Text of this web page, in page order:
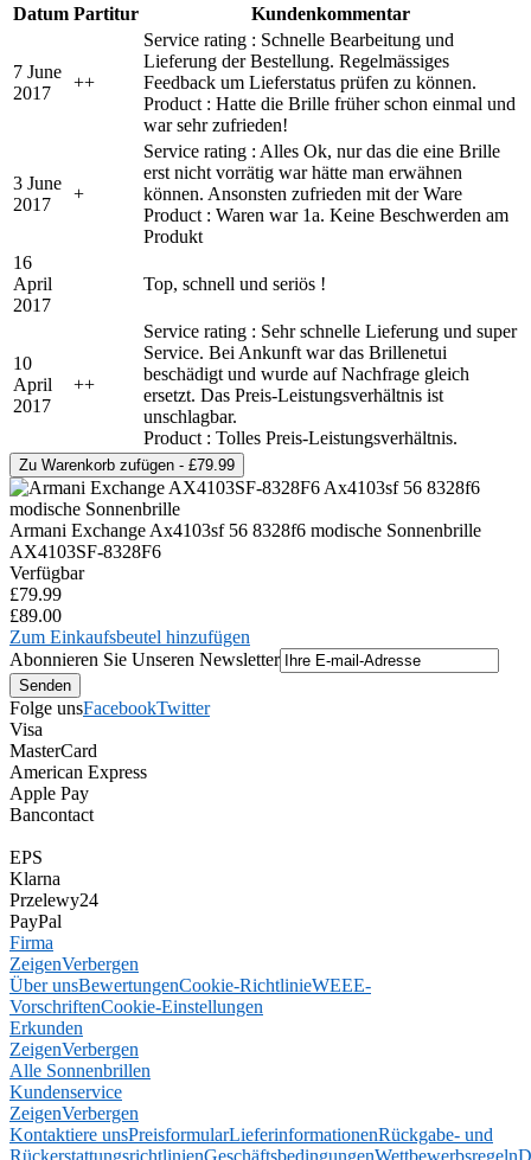
Datum Partitur Kundenkommentar
7 June
2017
++
Service rating : Schnelle Bearbeitung und
Lieferung der Bestellung. Regelmässiges
Feedback um Lieferstatus prüfen zu können.
Product : Hatte die Brille früher schon einmal und
war sehr zufrieden!
3 June
2017
+
Service rating : Alles Ok, nur das die eine Brille
erst nicht vorrätig war hätte man erwähnen
können. Ansonsten zufrieden mit der Ware
Product : Waren war 1a. Keine Beschwerden am
Produkt
16
April
2017
Top, schnell und seriös !
10
April
2017
++
Service rating : Sehr schnelle Lieferung und super
Service. Bei Ankunft war das Brillenetui
beschädigt und wurde auf Nachfrage gleich
ersetzt. Das Preis-Leistungsverhältnis ist
unschlagbar.
Product : Tolles Preis-Leistungsverhältnis.
Armani Exchange Ax4103sf 56 8328f6 modische Sonnenbrille
AX4103SF-8328F6
Verfügbar
£79.99
£89.00
Zum Einkaufsbeutel hinzufügen
Abonnieren Sie Unseren Newsletter
Folge unsFacebookTwitter
Visa
MasterCard
American Express
Apple Pay
Bancontact
EPS
Klarna
Przelewy24
PayPal
Firma
ZeigenVerbergen
Über unsBewertungenCookie-RichtlinieWEEE-
VorschriftenCookie-Einstellungen
Erkunden
ZeigenVerbergen
Alle Sonnenbrillen
Kundenservice
ZeigenVerbergen
Kontaktiere unsPreisformularLieferinformationenRückgabe- und
RückerstattungsrichtlinienGeschäftsbedingungenWettbewerbsregeln